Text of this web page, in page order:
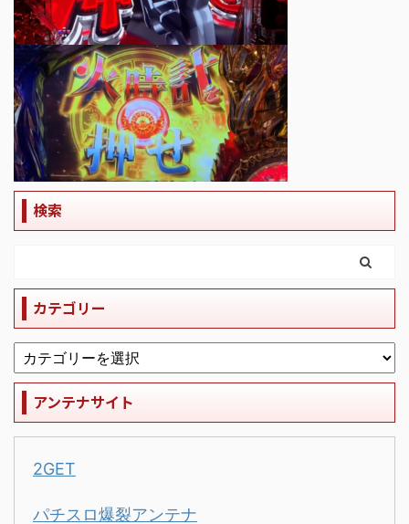
検索
カテゴリー
アンテナサイト
2GET
パチスロ爆裂アンテナ